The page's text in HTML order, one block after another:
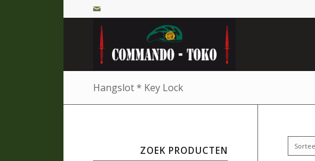
Hangslot * Key Lock
ZOEK PRODUCTEN